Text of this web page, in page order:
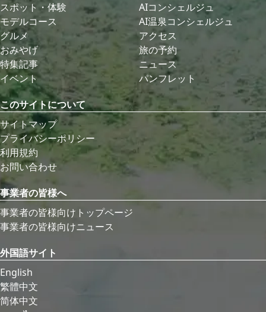
スポット・体験
モデルコース
グルメ
おみやげ
特集記事
イベント
AIコンシェルジュ
AI温泉コンシェルジュ
アクセス
旅の予約
ニュース
パンフレット
このサイトについて
サイトマップ
プライバシーポリシー
利用規約
お問い合わせ
事業者の皆様へ
事業者の皆様向けトップページ
事業者の皆様向けニュース
外国語サイト
English
繁體中文
简体中文